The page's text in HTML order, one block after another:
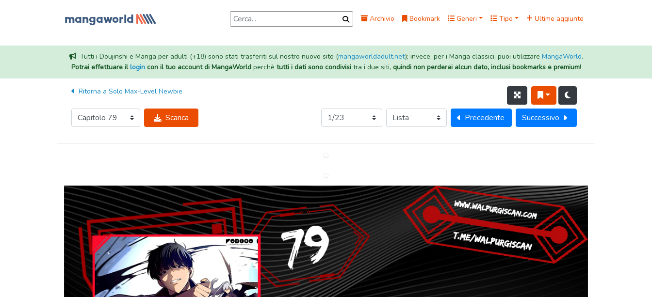
Archivio Bookmark Generi Tipo Ultime aggiunte
Tutti i Doujinshi e Manga per adulti (+18) sono stati trasferiti sul nostro nuovo sito (mangaworldadult.net); invece, per i Manga classici, puoi utilizzare MangaWorld.
Potrai effettuare illogincon il tuo account di MangaWorldperchè tutti i dati sono condivisitra i due siti, quindi non perderai alcun dato, inclusi bookmarks e premium!
Ritorna a Solo Max-Level Newbie
Scarica Precedente Successivo